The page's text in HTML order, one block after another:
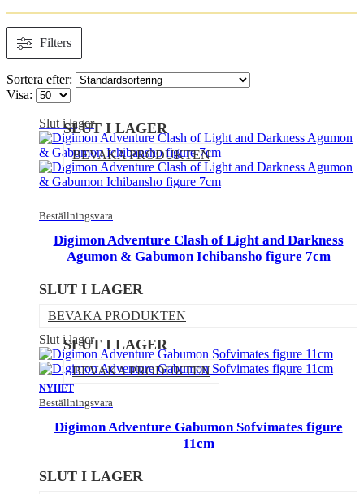
Filters
Sortera efter:
Visa:
Slut i lager
Beställningsvara
SLUT I LAGER
BEVAKA PRODUKTEN
Digimon Adventure Clash of Light and Darkness
Agumon & Gabumon Ichibansho figure 7cm
SLUT I LAGER
BEVAKA PRODUKTEN
Slut i lager
NYHET
Beställningsvara
SLUT I LAGER
BEVAKA PRODUKTEN
Digimon Adventure Gabumon Sofvimates figure
11cm
SLUT I LAGER